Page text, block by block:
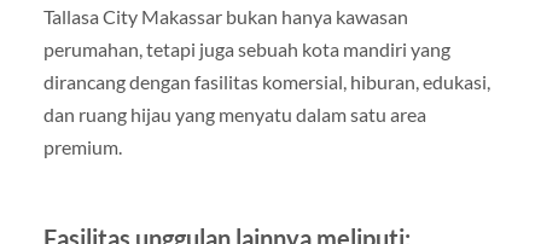
Tallasa City Makassar bukan hanya kawasan
perumahan, tetapi juga sebuah kota mandiri yang
dirancang dengan fasilitas komersial, hiburan, edukasi,
dan ruang hijau yang menyatu dalam satu area
premium.